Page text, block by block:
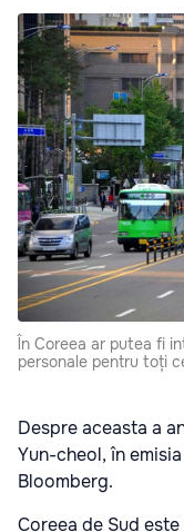
În Coreea ar putea fi
personale pentru toți
Despre aceasta a
Yun-cheol, în
Bloomberg.
Coreea de Sud